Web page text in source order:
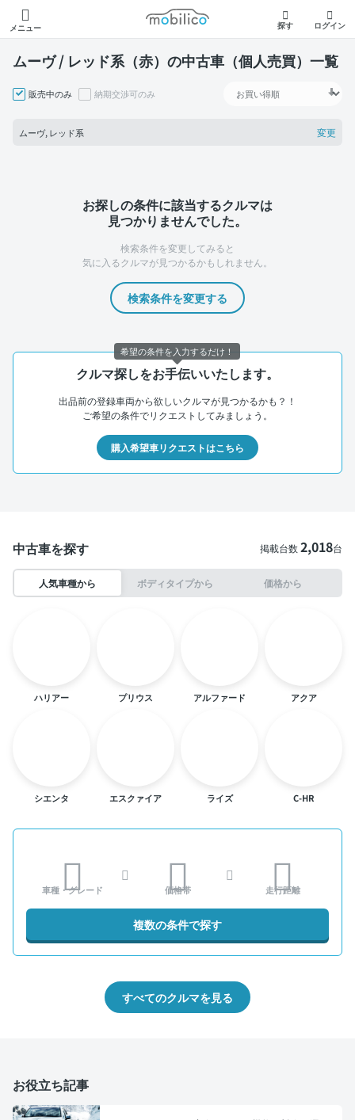
メニュー
モビリコ
探す ログイン
ムーヴ / レッド系（赤）の中古車（個人売買）一覧
販売中のみ 納期交渉可のみ
ムーヴ, レッド系 変更
お探しの条件に該当するクルマは
見つかりませんでした。
検索条件を変更してみると
気に入るクルマが見つかるかもしれません。
検索条件を変更する
クルマ探しをお手伝いいたします。
出品前の登録車両から欲しいクルマが見つかるかも？！
ご希望の条件でリクエストしてみましょう。
購入希望車リクエストはこちら
中古車を探す 掲載台数2,018台
人気車種から ボディタイプから 価格から
ハリアー プリウス アルファード アクア
シエンタ エスクァイア ライズ C-HR
車種・グレード 価格帯 走行距離
複数の条件で探す
すべてのクルマを見る
お役立ち記事
希望の条件を入力するだけ！